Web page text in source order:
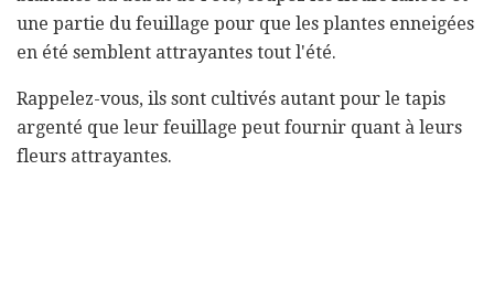
une partie du feuillage pour que les plantes enneigées
en été semblent attrayantes tout l'été.
Rappelez-vous, ils sont cultivés autant pour le tapis
argenté que leur feuillage peut fournir quant à leurs
fleurs attrayantes.